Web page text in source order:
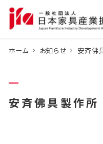
ホーム お知らせ 安斉佛
安斉佛具製作所